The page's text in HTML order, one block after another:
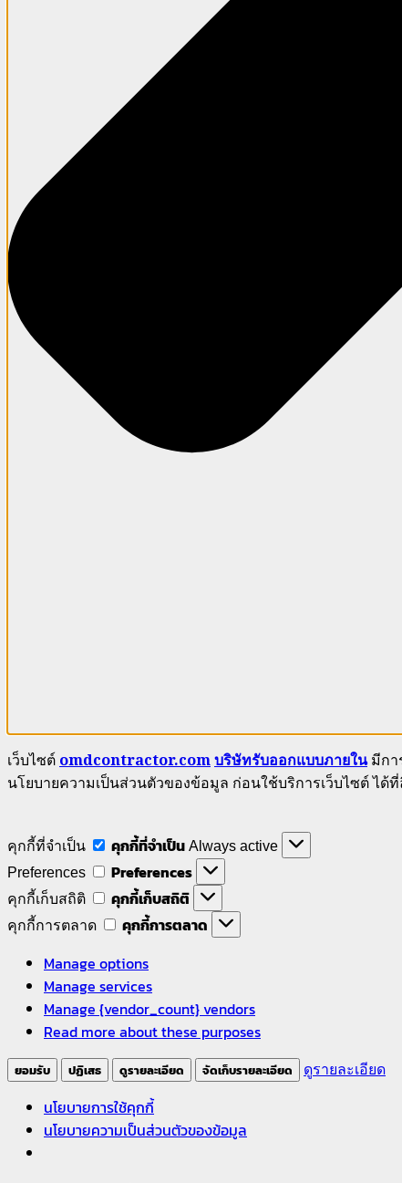
เว็บไซต์ omdcontractor.comบริษัทรับออกแบบภายในมีกา
นโยบายความเป็นส่วนตัวของข้อมูล ก่อนใช้บริการเว็บไซต์ ได้
คุกกี้ที่จำเป็น คุกกี้ที่จำเป็น Always active
Preferences
Preferences
คุกกี้เก็บสถิติ คุกกี้เก็บสถิติ
คุกกี้การตลาด
คุกกี้การตลาด
Manage options
Manage services
Manage {vendor_count} vendors
Read more about these purposes
ยอมรับ ปฏิเสธ ดูรายละเอียด จัดเก็บรายละเอียด ดูรายละเอียด
นโยบายการใช้คุกกี้
นโยบายความเป็นส่วนตัวของข้อมูล